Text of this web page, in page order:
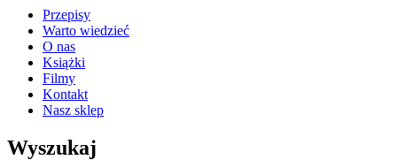
Przepisy
Warto wiedzieć
O nas
Książki
Filmy
Kontakt
Nasz sklep
Wyszukaj